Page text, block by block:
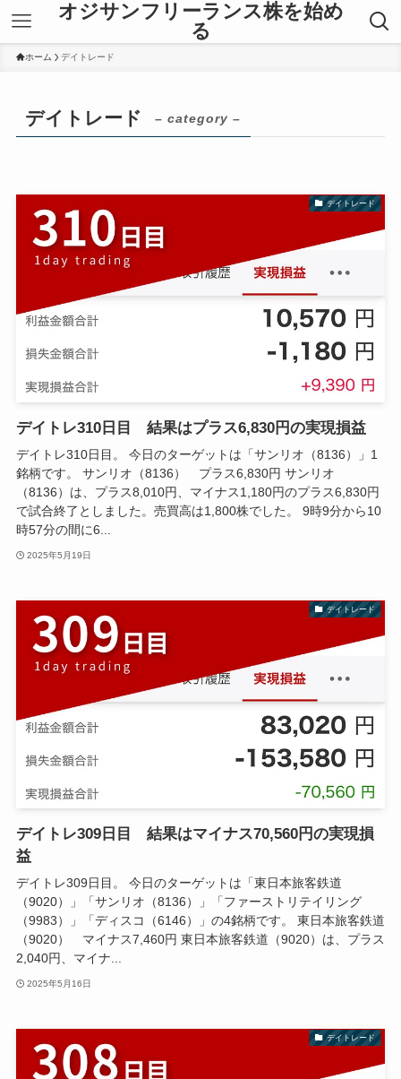
オジサンフリーランス株を始め
る
ホーム デイトレード
デイトレード – category –
デイトレード
デイトレ310日目 結果はプラス6,830円の実現損益
デイトレ310日目。 今日のターゲットは「サンリオ（8136）」1
銘柄です。 サンリオ（8136） プラス6,830円 サンリオ
（8136）は、プラス8,010円、マイナス1,180円のプラス6,830円
で試合終了としました。売買高は1,800株でした。 9時9分から10
時57分の間に6...
2025年5月19日
デイトレード
デイトレ309日目 結果はマイナス70,560円の実現損
益
デイトレ309日目。 今日のターゲットは「東日本旅客鉄道
（9020）」「サンリオ（8136）」「ファーストリテイリング
（9983）」「ディスコ（6146）」の4銘柄です。 東日本旅客鉄道
（9020） マイナス7,460円 東日本旅客鉄道（9020）は、プラス
2,040円、マイナ...
2025年5月16日
デイトレード